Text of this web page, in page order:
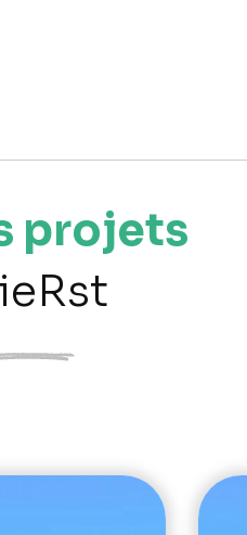
projets